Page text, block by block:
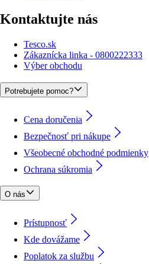
Kontaktujte nás
Tesco.sk
Zákaznícka linka - 0800222333
Výber obchodu
Potrebujete pomoc?
Cena doručenia
Bezpečnosť pri nákupe
Všeobecné obchodné podmienky
Ochrana súkromia
O nás
Prístupnosť
Kde dovážame
Poplatok za službu